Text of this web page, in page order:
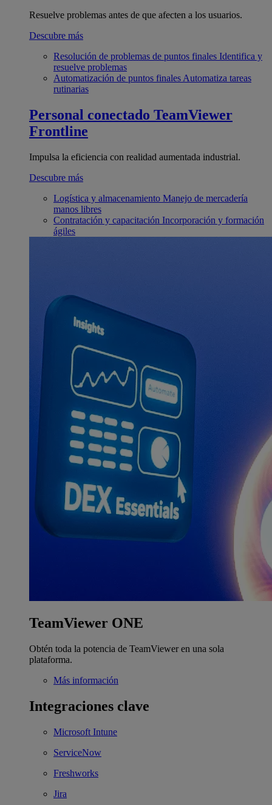
Resuelve problemas antes de que afecten a los usuarios.
Descubre más
Resolución de problemas de puntos finales Identifica y
resuelve problemas
Automatización de puntos finales Automatiza tareas
rutinarias
Personal conectado TeamViewer
Frontline
Impulsa la eficiencia con realidad aumentada industrial.
Descubre más
Logística y almacenamiento Manejo de mercadería
manos libres
Contratación y capacitación Incorporación y formación
ágiles
TeamViewer ONE
Obtén toda la potencia de TeamViewer en una sola
plataforma.
Más información
Integraciones clave
Microsoft Intune
ServiceNow
Freshworks
Jira